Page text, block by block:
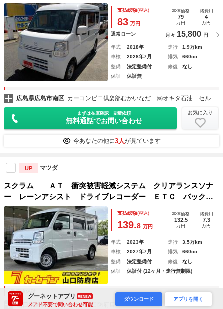
キーレスエントリー 電動格納ミラー ＡＢＳ ＥＳＣ パワ
ーステアリング パワーウィンドウ 運転席エアバッグ
支払総額(税込)
83 万円
本体価格
79
万円
諸費用
4
万円
通常ローン 月々 15,800 円
年式 2018年 走行
1.9万km
車検
2028年7月 排気
660cc
整備
法定整備付 修復
なし
保証
保証無
広島県広島市南区 カーコンビニ倶楽部むかいなだ ㈱オキタ石油 セルフむかいなだ
まずは在庫確認・見積依頼
無料通話でお問い合わせ
お気に入り
今あなたの他に3人が見ています
UP マツダ
スクラム ＡＴ 衝突被害軽減システム クリアランスソナ
ー レーンアシスト ドライブレコーダー ＥＴＣ バックカ
メラ 両側スライドドア キーレスエントリー アイドリング
ストップ オートライト ＥＳＣ
支払総額(税込)
139.8 万円
本体価格
132.5
万円
諸費用
7.3
万円
年式 2023年 走行
3.5万km
車検
2027年7月 排気
660cc
整備
法定整備付 修復
なし
保証
保証付 (12ヶ月・走行無制限)
販売店保証
山口県防府市 カーセブン山口防府店
グーネットアプリ RENEW
メアド不要で問い合わせ可能
ダウンロード アプリを開く